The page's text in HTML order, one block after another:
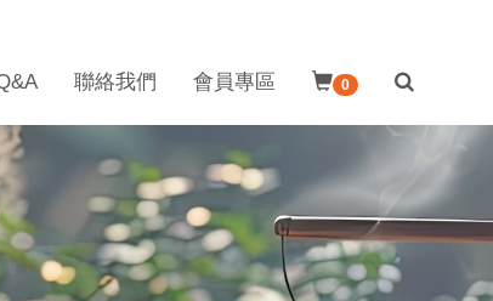
聯絡我們 會員專區 0